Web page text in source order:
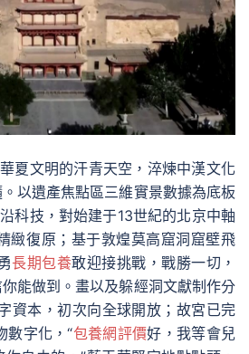
華夏文明的汗青天空，淬煉中漢文化
以遺產焦點區三維實景數據為底板
科技，對始建于13世紀的北京中軸
緻復原；基于敦煌莫高窟洞窟壁飛
長期包養敢迎接挑戰，戰勝一切，
能做到。畫以及躲經洞文獻制作分
資本，初次向全球開放；故宮已完
數字化，“包養網評價好，我等會兒